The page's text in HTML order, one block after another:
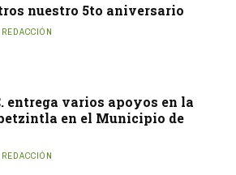
nuestro 5to aniversario
entrega varios apoyos en la
en el Municipio de